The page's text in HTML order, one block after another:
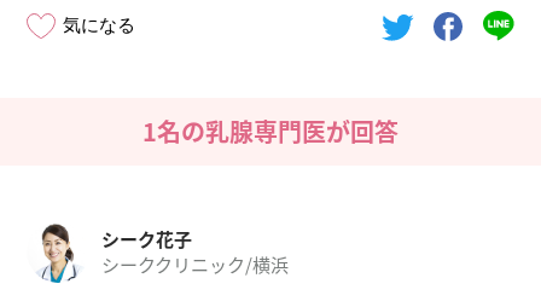
気になる
1名の乳腺専門医が回答
シーク花子
シーククリニック/横浜